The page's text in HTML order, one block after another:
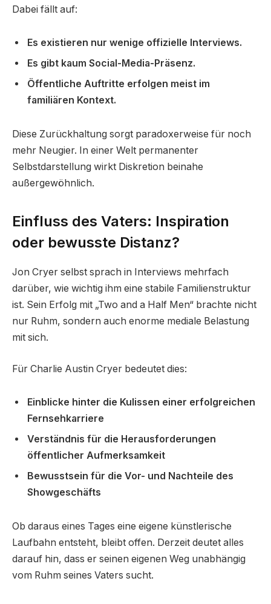
Dabei fällt auf:
Es existieren nur wenige offizielle Interviews.
Es gibt kaum Social-Media-Präsenz.
Öffentliche Auftritte erfolgen meist im
familiären Kontext.
Diese Zurückhaltung sorgt paradoxerweise für noch
mehr Neugier. In einer Welt permanenter
Selbstdarstellung wirkt Diskretion beinahe
außergewöhnlich.
Einfluss des Vaters: Inspiration
oder bewusste Distanz?
Jon Cryer selbst sprach in Interviews mehrfach
darüber, wie wichtig ihm eine stabile Familienstruktur
ist. Sein Erfolg mit „Two and a Half Men“ brachte nicht
nur Ruhm, sondern auch enorme mediale Belastung
mit sich.
Für Charlie Austin Cryer bedeutet dies:
Einblicke hinter die Kulissen einer erfolgreichen
Fernsehkarriere
Verständnis für die Herausforderungen
öffentlicher Aufmerksamkeit
Bewusstsein für die Vor- und Nachteile des
Showgeschäfts
Ob daraus eines Tages eine eigene künstlerische
Laufbahn entsteht, bleibt offen. Derzeit deutet alles
darauf hin, dass er seinen eigenen Weg unabhängig
vom Ruhm seines Vaters sucht.